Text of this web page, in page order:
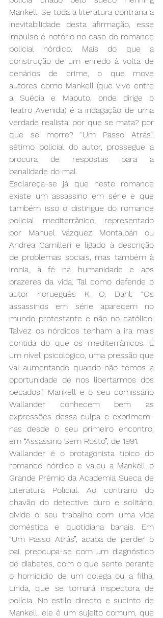
Mankell. Se toda a literatura contraria a
inevitabilidade desta afirmação, esse
impulso é notório no caso do romance
policial nórdico. Mais do que a
construção de um enredo à volta de
cenários de crime, o que move
autores como Mankell (que vive entre
a Suécia e Maputo, onde dirige o
Teatro Avenida) é a indagação de uma
verdade realista: por que se mata? por
que se morre? “Um Passo Atrás”,
sétimo policial do autor, prossegue a
procura de respostas para a
banalidade do mal.
Esclareça-se já que neste romance
existe um assassino em série e que
também isso o distingue do romance
policial mediterrânico, representado
por Manuel Vázquez Montalbán ou
Andrea Camilleri e ligado à descrição
de problemas sociais, mas também à
ironia, à fé na humanidade e aos
prazeres da vida. Tal como defende o
autor norueguês K. O. Dahl: “Os
assassinos em série aparecem no
mundo protestante e não no católico.
Talvez os nórdicos tenham a ira mais
contida do que os mediterrânicos. É
um nível psicológico, uma pressão que
vai aumentando quando não temos a
oportunidade de nos libertarmos dos
pecados.” Mankell e o seu comissário
Wallander conhecem bem as
expressões dessa culpa e exprimem-
nas desde o seu primeiro encontro,
em “Assassino Sem Rosto”, de 1991.
Wallander é o protagonista típico do
romance nórdico e valeu a Mankell o
Grande Prémio da Academia Sueca de
Literatura Policial. Ao contrário do
chavão do detective duro e solitário,
divide o seu trabalho com uma vida
doméstica e quotidiana banais. Em
“Um Passo Atrás”, acaba de perder o
pai, preocupa-se com um diagnóstico
de diabetes, com o que sente perante
o homicídio de um colega ou a filha,
Linda, que se tornará inspectora de
polícia. No estilo directo e sucinto de
Mankell, ele é um sujeito comum, que